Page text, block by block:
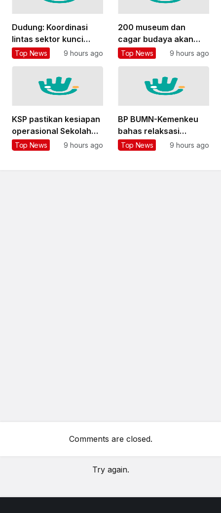
Dudung: Koordinasi
lintas sektor kunci
penyelesaian program
Top News 9 hours ago
200 museum dan
cagar budaya akan
direvitalisasi, langkah
Top News 9 hours ago
KSP pastikan kesiapan
operasional Sekolah
Rakyat Terintegrasi
Top News 9 hours ago
BP BUMN-Kemenkeu
bahas relaksasi
perpajakan untuk
Top News 9 hours ago
Comments are closed.
Try again.